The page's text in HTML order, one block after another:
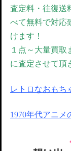
査定料・往復送
べて無料で対応
けます！
１点～大量買取
に査定させて頂
レトロなおもち
1970年代アニメ